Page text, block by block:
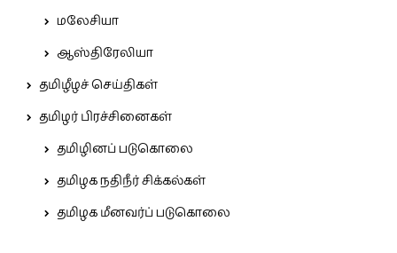
மலேசியா
ஆஸ்திரேலியா
தமிழீழச் செய்திகள்
தமிழர் பிரச்சினைகள்
தமிழினப் படுகொலை
தமிழக நதிநீர் சிக்கல்கள்
தமிழக மீனவர்ப் படுகொலை